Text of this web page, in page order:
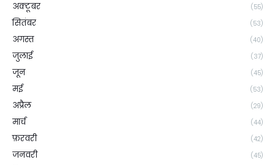
अक्टूबर (55)
सितंबर (53)
अगस्त (40)
जुलाई (37)
जून (45)
मई (53)
अप्रैल (29)
मार्च (44)
फ़रवरी (42)
जनवरी (45)